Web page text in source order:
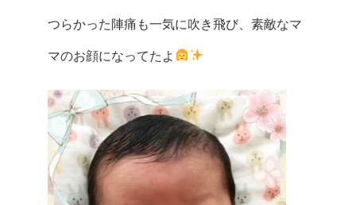
つらかった陣痛も一気に吹き飛び、素敵なマ
マのお顔になってたよ